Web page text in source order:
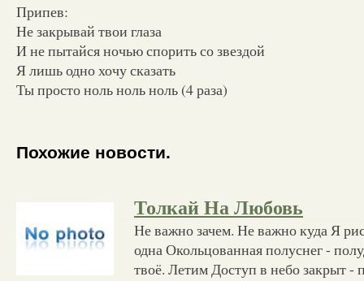
Припев:
Не закрывай твои глаза
И не пытайся ночью спорить со звездой
Я лишь одно хочу сказать
Ты просто ноль ноль ноль (4 раза)
Похожие новости.
Толкай На Любовь
Не важно зачем. Не важно куда Я
одна Окольцованная полуснег -
твоё. Летим Доступ в небо закрыт -